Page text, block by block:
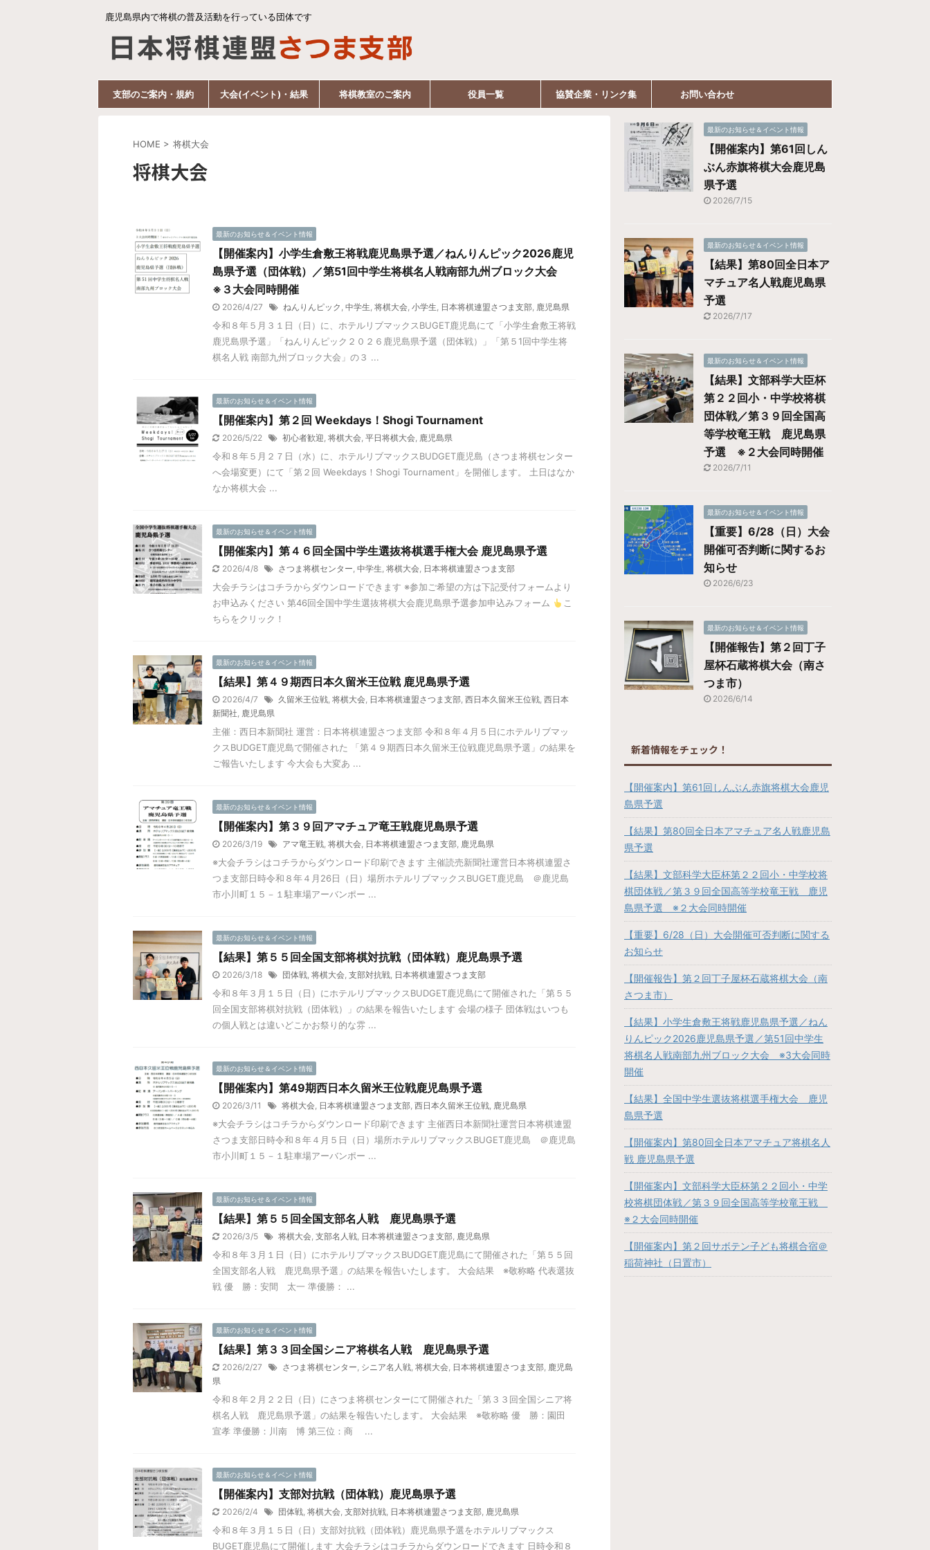
鹿児島県内で将棋の普及活動を行っている団体です
支部のご案内・規約 大会(イベント)・結果 将棋教室のご案内 役員一覧 協賛企業・リンク集 お問い合わせ
HOME > 将棋大会
将棋大会
最新のお知らせ＆イベント情報
【開催案内】小学生倉敷王将戦鹿児島県予選／ねんりんピック2026鹿児
島県予選（団体戦）／第51回中学生将棋名人戦南部九州ブロック大会
※３大会同時開催
2026/4/27 ねんりんピック , 中学生, 将棋大会, 小学生, 日本将棋連盟さつま支部, 鹿児島県
令和８年５月３１日（日）に、ホテルリブマックスBUGET鹿児島にて「小学生倉敷王将戦
鹿児島県予選」「ねんりんピック２０２６鹿児島県予選（団体戦）」「第５1回中学生将
棋名人戦 南部九州ブロック大会」の３ ...
最新のお知らせ＆イベント情報
【開催案内】第２回 Weekdays！Shogi Tournament
2026/5/22 初心者歓迎, 将棋大会, 平日将棋大会, 鹿児島県
令和８年５月２７日（水）に、ホテルリブマックスBUDGET鹿児島（さつま将棋センター
へ会場変更）にて「第２回 Weekdays！Shogi Tournament」を開催します。 土日はなか
なか将棋大会 ...
最新のお知らせ＆イベント情報
【開催案内】第４６回全国中学生選抜将棋選手権大会 鹿児島県予選
2026/4/8 さつま将棋センター, 中学生, 将棋大会, 日本将棋連盟さつま支部
大会チラシはコチラからダウンロードできます ※参加ご希望の方は下記受付フォームより
お申込みください 第46回全国中学生選抜将棋大会鹿児島県予選参加申込みフォーム
こ
ちらをクリック！
最新のお知らせ＆イベント情報
【結果】第４９期西日本久留米王位戦 鹿児島県予選
2026/4/7 久留米王位戦, 将棋大会, 日本将棋連盟さつま支部, 西日本久留米王位戦, 西日本
新聞社, 鹿児島県
主催：西日本新聞社 運営：日本将棋連盟さつま支部 令和８年４月５日にホテルリブマッ
クスBUDGET鹿児島で開催された 「第４９期西日本久留米王位戦鹿児島県予選」の結果を
ご報告いたします 今大会も大変あ ...
最新のお知らせ＆イベント情報
【開催案内】第３９回アマチュア竜王戦鹿児島県予選
2026/3/19 アマ竜王戦, 将棋大会, 日本将棋連盟さつま支部, 鹿児島県
※大会チラシはコチラからダウンロード印刷できます 主催読売新聞社運営日本将棋連盟さ
つま支部日時令和８年４月26日（日）場所ホテルリブマックスBUGET鹿児島 ＠鹿児島
市小川町１５－１駐車場アーバンポー ...
最新のお知らせ＆イベント情報
【結果】第５５回全国支部将棋対抗戦（団体戦）鹿児島県予選
2026/3/18 団体戦, 将棋大会, 支部対抗戦, 日本将棋連盟さつま支部
令和８年３月１５日（日）にホテルリブマックスBUDGET鹿児島にて開催された「第５５
回全国支部将棋対抗戦（団体戦）」の結果を報告いたします 会場の様子 団体戦はいつも
の個人戦とは違いどこかお祭り的な雰 ...
最新のお知らせ＆イベント情報
【開催案内】第49期西日本久留米王位戦鹿児島県予選
2026/3/11 将棋大会, 日本将棋連盟さつま支部, 西日本久留米王位戦, 鹿児島県
※大会チラシはコチラからダウンロード印刷できます 主催西日本新聞社運営日本将棋連盟
さつま支部日時令和８年４月５日（日）場所ホテルリブマックスBUGET鹿児島 ＠鹿児島
市小川町１５－１駐車場アーバンポー ...
最新のお知らせ＆イベント情報
【結果】第５５回全国支部名人戦 鹿児島県予選
2026/3/5 将棋大会, 支部名人戦, 日本将棋連盟さつま支部, 鹿児島県
令和８年３月１日（日）にホテルリブマックスBUDGET鹿児島にて開催された「第５５回
全国支部名人戦 鹿児島県予選」の結果を報告いたします。 大会結果 ※敬称略 代表選抜
戦 優 勝：安間 太一 準優勝： ...
最新のお知らせ＆イベント情報
【結果】第３３回全国シニア将棋名人戦 鹿児島県予選
2026/2/27 さつま将棋センター, シニア名人戦, 将棋大会, 日本将棋連盟さつま支部, 鹿児島
県
令和８年２月２２日（日）にさつま将棋センターにて開催された「第３３回全国シニア将
棋名人戦 鹿児島県予選」の結果を報告いたします。 大会結果 ※敬称略 優 勝：園田
宣孝 準優勝：川南 博 第三位：商 ...
最新のお知らせ＆イベント情報
【開催案内】支部対抗戦（団体戦）鹿児島県予選
2026/2/4 団体戦, 将棋大会, 支部対抗戦, 日本将棋連盟さつま支部, 鹿児島県
令和８年３月１５日（日）支部対抗戦（団体戦）鹿児島県予選をホテルリブマックス
BUGET鹿児島にて開催します 大会チラシはコチラからダウンロードできます 日時令和８
最新のお知らせ＆イベント情報
【開催案内】第61回しん
ぶん赤旗将棋大会鹿児島
県予選
2026/7/15
最新のお知らせ＆イベント情報
【結果】第80回全日本ア
マチュア名人戦鹿児島県
予選
2026/7/17
最新のお知らせ＆イベント情報
【結果】文部科学大臣杯
第２２回小・中学校将棋
団体戦／第３９回全国高
等学校竜王戦 鹿児島県
予選 ※２大会同時開催
2026/7/11
最新のお知らせ＆イベント情報
【重要】6/28（日）大会
開催可否判断に関するお
知らせ
2026/6/23
最新のお知らせ＆イベント情報
【開催報告】第２回丁子
屋杯石蔵将棋大会（南さ
つま市）
2026/6/14
新着情報をチェック！
【開催案内】第61回しんぶん赤旗将棋大会鹿児
島県予選
【結果】第80回全日本アマチュア名人戦鹿児島
県予選
【結果】文部科学大臣杯第２２回小・中学校将
棋団体戦／第３９回全国高等学校竜王戦 鹿児
島県予選 ※２大会同時開催
【重要】6/28（日）大会開催可否判断に関する
お知らせ
【開催報告】第２回丁子屋杯石蔵将棋大会（南
さつま市）
【結果】小学生倉敷王将戦鹿児島県予選／ねん
りんピック2026鹿児島県予選／第51回中学生
将棋名人戦南部九州ブロック大会 ※3大会同時
開催
【結果】全国中学生選抜将棋選手権大会 鹿児
島県予選
【開催案内】第80回全日本アマチュア将棋名人
戦 鹿児島県予選
【開催案内】文部科学大臣杯第２２回小・中学
校将棋団体戦／第３９回全国高等学校竜王戦
※２大会同時開催
【開催案内】第２回サボテン子ども将棋合宿＠
稲荷神社（日置市）